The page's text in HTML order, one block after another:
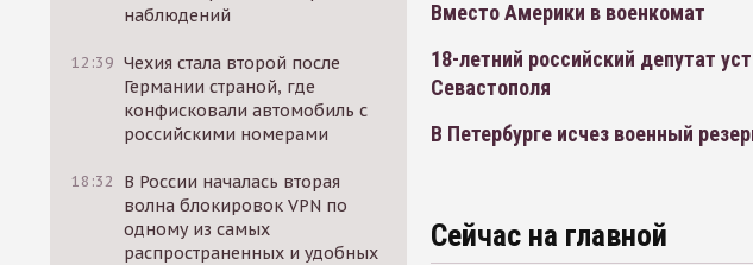
наблюдений
12:39 Чехия стала второй после
Германии страной, где
конфисковали автомобиль с
российскими номерами
18:32
В России началась вторая
волна блокировок VPN по
одному из самых
распространенных и удобных
Вместо Америки в военкомат
18-летний российский депутат
Севастополя
В Петербурге исчез военный
Сейчас на главной